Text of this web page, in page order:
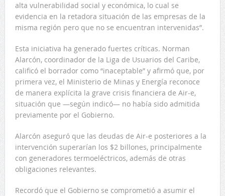
alta vulnerabilidad social y económica, lo cual se
evidencia en la retadora situación de las empresas de la
misma región pero que no se encuentran intervenidas”.
Esta iniciativa ha generado fuertes críticas. Norman
Alarcón, coordinador de la Liga de Usuarios del Caribe,
calificó el borrador como “inaceptable” y afirmó que, por
primera vez, el Ministerio de Minas y Energía reconoce
de manera explícita la grave crisis financiera de Air-e,
situación que —según indicó— no había sido admitida
previamente por el Gobierno.
Alarcón aseguró que las deudas de Air-e posteriores a la
intervención superarían los $2 billones, principalmente
con generadores termoeléctricos, además de otras
obligaciones relevantes.
Recordó que el Gobierno se comprometió a asumir el